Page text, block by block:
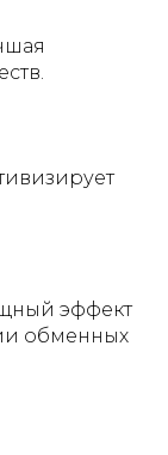
эффект
обменных